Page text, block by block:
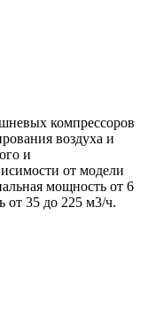
компрессоров
воздуха и
и
от модели
мощность от 6
от 35 до 225 м3/ч.